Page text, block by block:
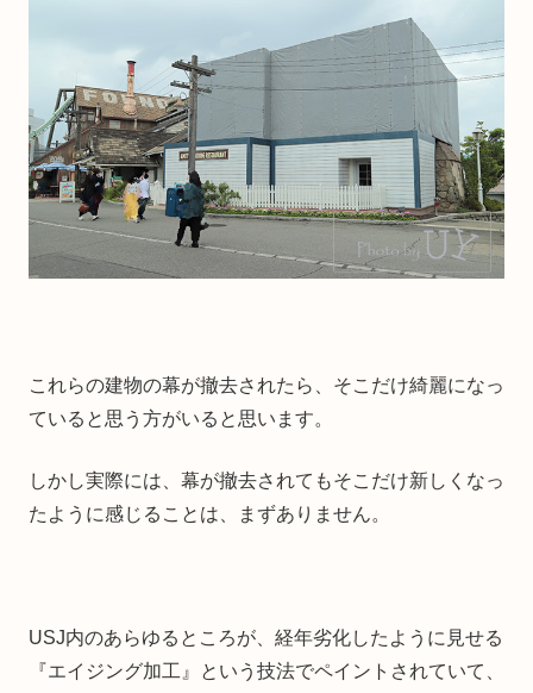
これらの建物の幕が撤去されたら、そこだけ綺麗になっ
ていると思う方がいると思います。
しかし実際には、幕が撤去されてもそこだけ新しくなっ
たように感じることは、まずありません。
USJ内のあらゆるところが、経年劣化したように見せる
『エイジング加工』という技法でペイントされていて、